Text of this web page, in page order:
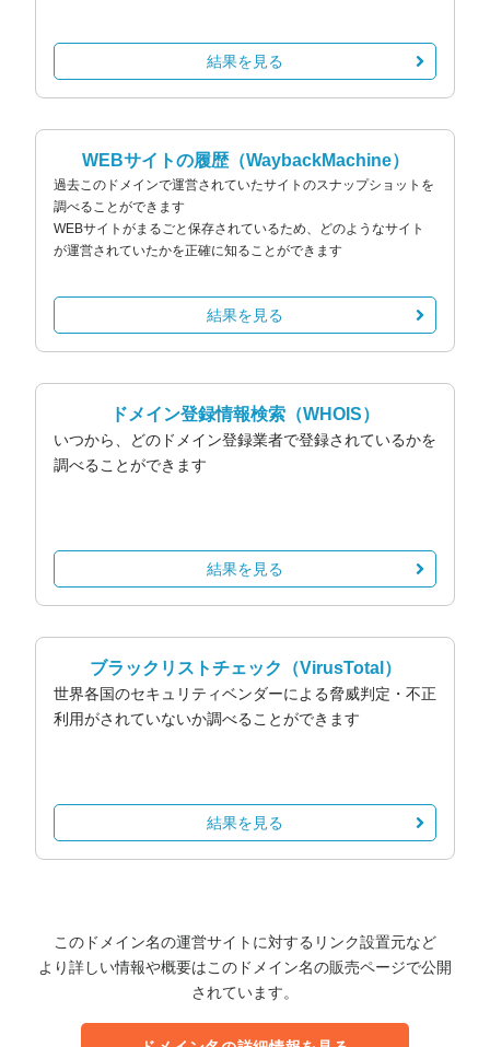
結果を見る
WEBサイトの履歴（WaybackMachine）
過去このドメインで運営されていたサイトのスナップショットを
調べることができます
WEBサイトがまるごと保存されているため、どのようなサイト
が運営されていたかを正確に知ることができます
結果を見る
ドメイン登録情報検索 （WHOIS）
いつから、どのドメイン登録業者で登録されているかを
調べることができます
結果を見る
ブラックリストチェック （VirusTotal）
世界各国のセキュリティベンダーによる脅威判定・不正
利用がされていないか調べることができます
結果を見る
このドメイン名の運営サイトに対するリンク設置元など
より詳しい情報や概要はこのドメイン名の販売ページで公開
されています。